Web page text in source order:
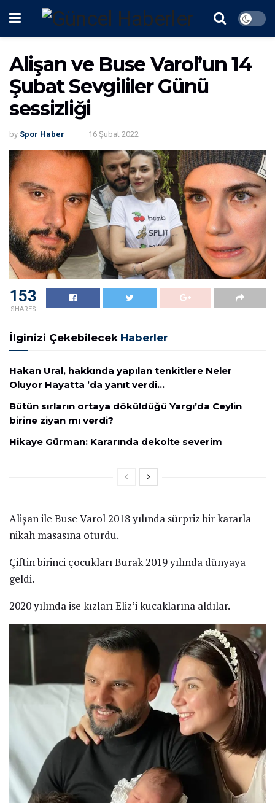
Alişan ve Buse Varol’un 14
Şubat Sevgililer Günü
sessizliği
by Spor Haber 16 Şubat 2022
153
SHARES
İlginizi Çekebilecek Haberler
Hakan Ural, hakkında yapılan tenkitlere Neler
Oluyor Hayatta ’da yanıt verdi…
Bütün sırların ortaya döküldüğü Yargı’da Ceylin
birine ziyan mı verdi?
Hikaye Gürman: Kararında dekolte severim
Alişan ile Buse Varol 2018 yılında sürpriz bir kararla
nikah masasına oturdu.
Çiftin birinci çocukları Burak 2019 yılında dünyaya
geldi.
2020 yılında ise kızları Eliz’i kucaklarına aldılar.